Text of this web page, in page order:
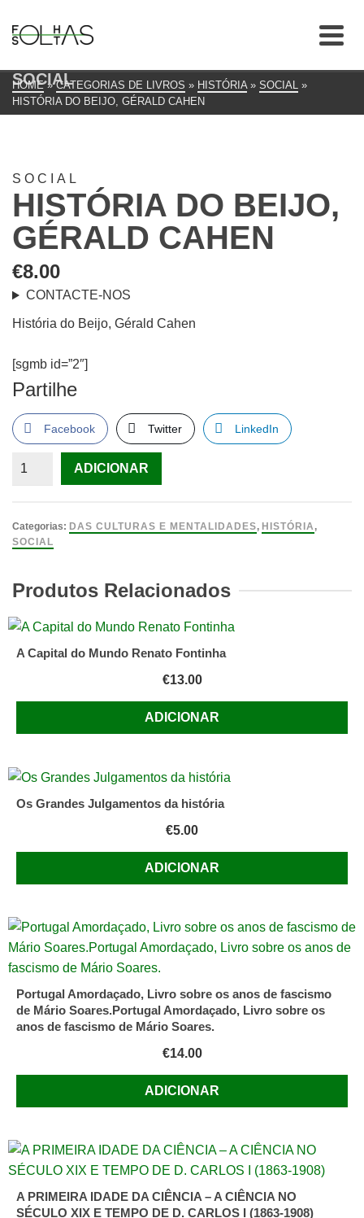
SOCIAL
HOME » CATEGORIAS DE LIVROS » HISTÓRIA » SOCIAL »
HISTÓRIA DO BEIJO, GÉRALD CAHEN
SOCIAL
HISTÓRIA DO BEIJO,
GÉRALD CAHEN
€8.00
CONTACTE-NOS
História do Beijo, Gérald Cahen
[sgmb id=”2″]
Partilhe
Facebook Twitter LinkedIn
Quantidade
do
Beijo,
Cahen
ADICIONAR
Categorias: DAS CULTURAS E MENTALIDADES, HISTÓRIA ,
SOCIAL
Produtos Relacionados
A Capital do Mundo Renato Fontinha
€13.00
ADICIONAR
Os Grandes Julgamentos da história
€5.00
ADICIONAR
Portugal Amordaçado, Livro sobre os anos de fascismo
de Mário Soares.Portugal Amordaçado, Livro sobre os
anos de fascismo de Mário Soares.
€14.00
ADICIONAR
A PRIMEIRA IDADE DA CIÊNCIA – A CIÊNCIA NO
SÉCULO XIX E TEMPO DE D. CARLOS I (1863-1908)